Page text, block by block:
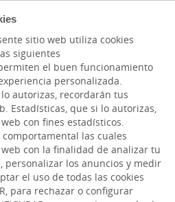
sitio web utiliza cookies
siguientes
el buen funcionamiento
personalizada.
autorizas, recordarán tus
Estadísticas, que si lo autorizas,
con fines estadísticos.
las cuales
con la finalidad de analizar tu
personalizar los anuncios y medir
el uso de todas las cookies
para rechazar o configurar
Divisas a Plazo
de cambio que se
en divisa que